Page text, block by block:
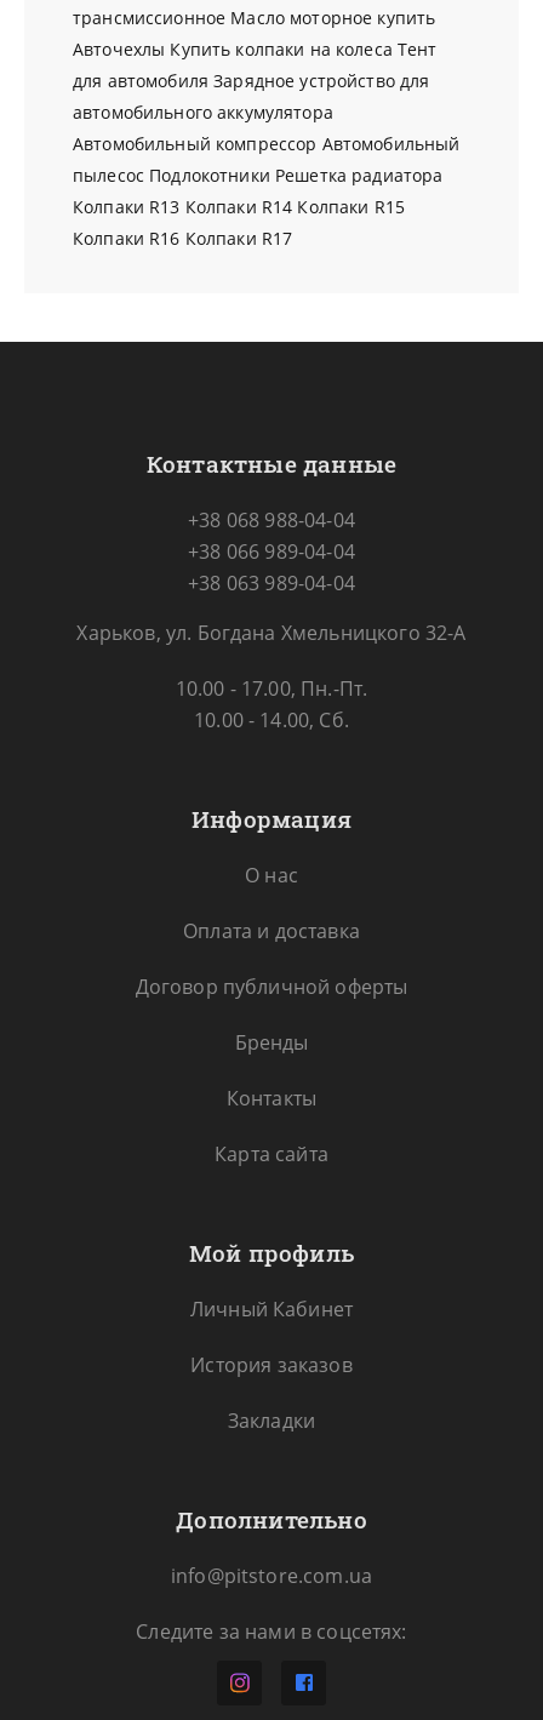
трансмиссионное Масло моторное купить
Авточехлы Купить колпаки на колеса Тент
для автомобиля Зарядное устройство для
автомобильного аккумулятора
Автомобильный компрессор Автомобильный
пылесос Подлокотники Решетка радиатора
Колпаки R13 Колпаки R14 Колпаки R15
Колпаки R16 Колпаки R17
Контактные данные
+38 068 988-04-04
+38 066 989-04-04
+38 063 989-04-04
Харьков, ул. Богдана Хмельницкого 32-А
10.00 - 17.00, Пн.-Пт.
10.00 - 14.00, Сб.
Информация
О нас
Оплата и доставка
Договор публичной оферты
Бренды
Контакты
Карта сайта
Мой профиль
Личный Кабинет
История заказов
Закладки
Дополнительно
info@pitstore.com.ua
Следите за нами в соцсетях: